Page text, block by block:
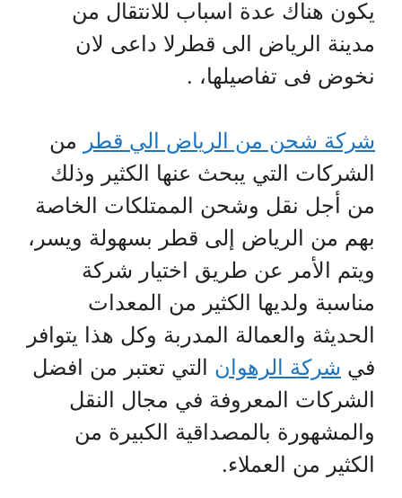
يكون هناك عدة اسباب للانتقال من
مدينة الرياض الى قطرلا داعى لان
نخوض فى تفاصيلها، .
شركة شحن من الرياض الي قطر من
الشركات التي يبحث عنها الكثير وذلك
من أجل نقل وشحن الممتلكات الخاصة
بهم من الرياض إلى قطر بسهولة ويسر،
ويتم الأمر عن طريق اختيار شركة
مناسبة ولديها الكثير من المعدات
الحديثة والعمالة المدربة وكل هذا يتوافر
في شركة الرهوان التي تعتبر من افضل
الشركات المعروفة في مجال النقل
والمشهورة بالمصداقية الكبيرة من
الكثير من العملاء.